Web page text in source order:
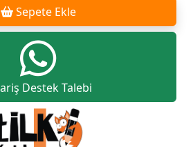
Sepete Ekle
Destek Talebi